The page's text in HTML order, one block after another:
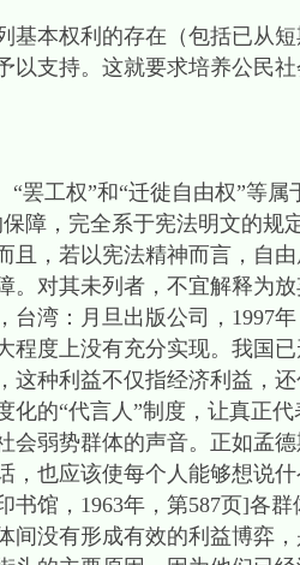
本权利的存在（包括已从短
以支持。这就要求培养公民
工权”和“迁徙自由权”等属
障，完全系于宪法明文的
且，若以宪法精神而言，自
。对其未列者，不宜解释为
台湾：月旦出版公司，1997
程度上没有充分实现。我国
这种利益不仅指经济利益，
化的“代言人”制度，让真正
会弱势群体的声音。正如孟
，也应该使每个人能够想说
书馆，1963年，第587页]各
间没有形成有效的利益博弈